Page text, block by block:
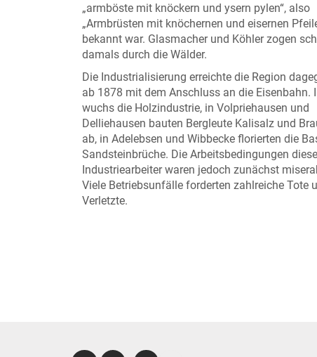
„armböste mit knöckern und ysern pylen“, also
„Armbrüsten mit knöchernen und eisernen
bekannt war. Glasmacher und Köhler zogen
damals durch die Wälder.
Die Industrialisierung erreichte die Region
ab 1878 mit dem Anschluss an die Eisenbahn.
wuchs die Holzindustrie, in Volpriehausen und
Delliehausen bauten Bergleute Kalisalz und
ab, in Adelebsen und Wibbecke florierten die
Sandsteinbrüche. Die Arbeitsbedingungen
Industriearbeiter waren jedoch zunächst
Viele Betriebsunfälle forderten zahlreiche Tote
Verletzte.